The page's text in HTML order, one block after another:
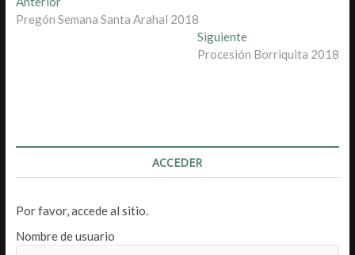
de
anterior:
Pregón Semana Santa Arahal 2018
SiguienteEntrada
siguiente:
Procesión Borriquita 2018
ACCEDER
Por favor, accede al sitio.
Nombre de usuario